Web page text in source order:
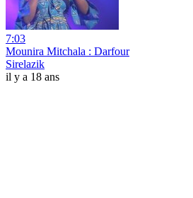
7:03
Mounira Mitchala : Darfour
Sirelazik
il y a 18 ans